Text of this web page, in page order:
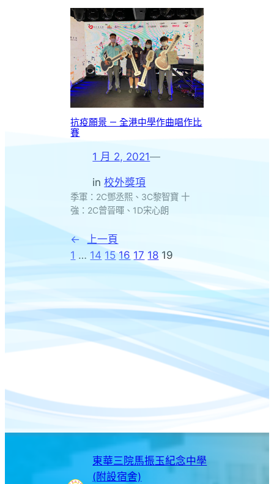
抗疫願景 — 全港中學作曲唱作比
賽
1 月 2, 2021—
in校外獎項
季軍：2C鄧丞熙、3C黎智寶 十
強：2C曾晉暉、1D宋心朗
← 上一頁
1 … 14 15 16 17 18 19
東華三院馬振玉紀念中學
(附設宿舍)